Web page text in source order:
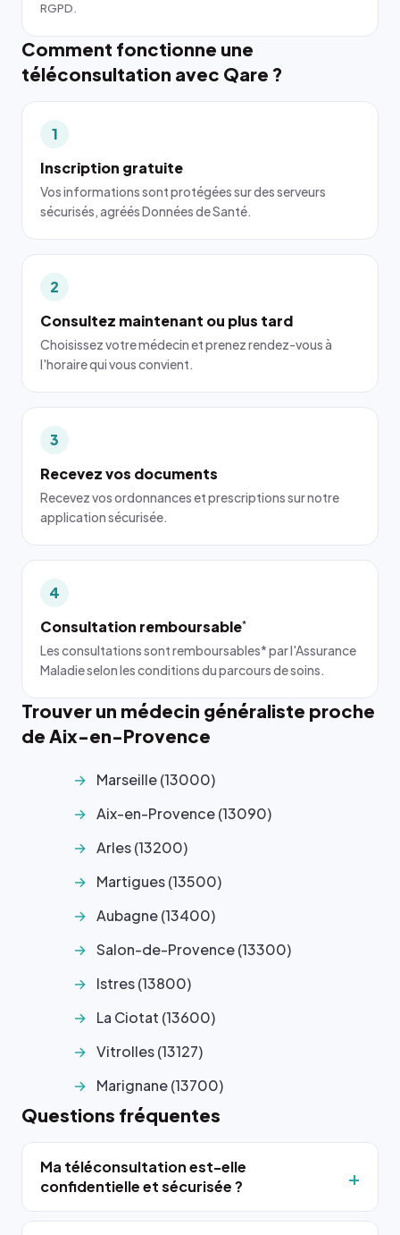
RGPD.
Comment fonctionne une
téléconsultation avec Qare ?
1
Inscription gratuite
Vos informations sont protégées sur des serveurs
sécurisés, agréés Données de Santé.
2
Consultez maintenant ou plus tard
Choisissez votre médecin et prenez rendez-vous à
l'horaire qui vous convient.
3
Recevez vos documents
Recevez vos ordonnances et prescriptions sur notre
application sécurisée.
4
Consultation remboursable*
Les consultations sont remboursables* par l'Assurance
Maladie selon les conditions du parcours de soins.
Trouver un médecin généraliste proche
de Aix-en-Provence
Marseille (13000)
Aix-en-Provence (13090)
Arles (13200)
Martigues (13500)
Aubagne (13400)
Salon-de-Provence (13300)
Istres (13800)
La Ciotat (13600)
Vitrolles (13127)
Marignane (13700)
Questions fréquentes
Ma téléconsultation est-elle
confidentielle et sécurisée ?